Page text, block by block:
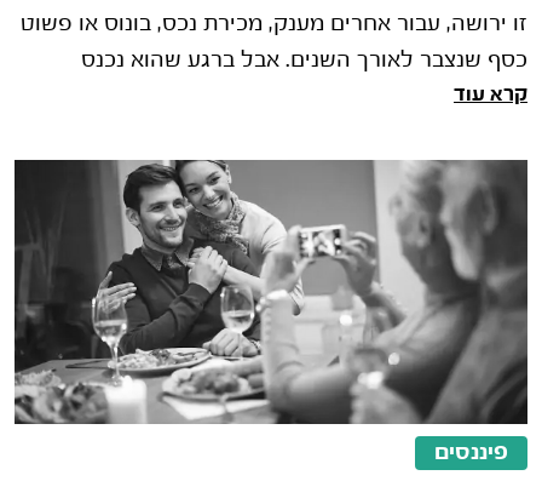
זו ירושה, עבור אחרים מענק, מכירת נכס, בונוס או פשוט
כסף שנצבר לאורך השנים. אבל ברגע שהוא נכנס
לחשבון הבנק, מתחילה ההתלבטות האמ
קרא עוד
פיננסים